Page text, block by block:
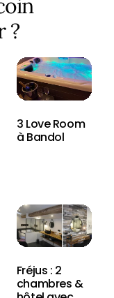
?
3 Love Room
à Bandol
Fréjus : 2
chambres &